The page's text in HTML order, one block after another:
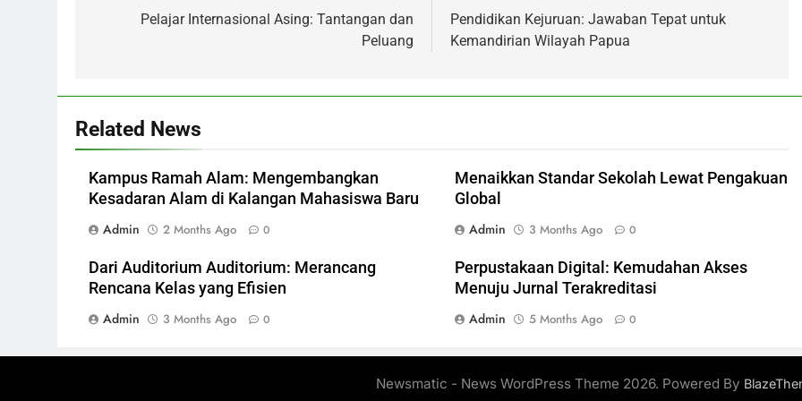
navigation
Pelajar Internasional Asing: Tantangan dan
Peluang
Pendidikan Kejuruan: Jawaban Tepat untuk
Kemandirian Wilayah Papua
Related News
Kampus Ramah Alam: Mengembangkan
Kesadaran Alam di Kalangan Mahasiswa Baru
Admin
2 Months Ago 0
Menaikkan Standar Sekolah Lewat Pengakuan
Global
Admin
3 Months Ago 0
Dari Auditorium Auditorium: Merancang
Rencana Kelas yang Efisien
Admin
3 Months Ago 0
Perpustakaan Digital: Kemudahan Akses
Menuju Jurnal Terakreditasi
Admin
5 Months Ago 0
Newsmatic - News WordPress Theme 2026. Powered By